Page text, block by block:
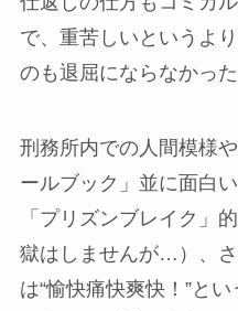
で、重苦しいというよ
のも退屈にならなかった
刑務所内での人間模様
ールブック」並に面白
「プリズンブレイク」
獄はしませんが…）、
は“愉快痛快爽快！”と